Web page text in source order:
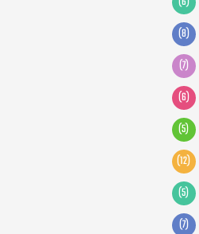
(8)
(7)
(6)
(5)
(12)
(5)
(7)